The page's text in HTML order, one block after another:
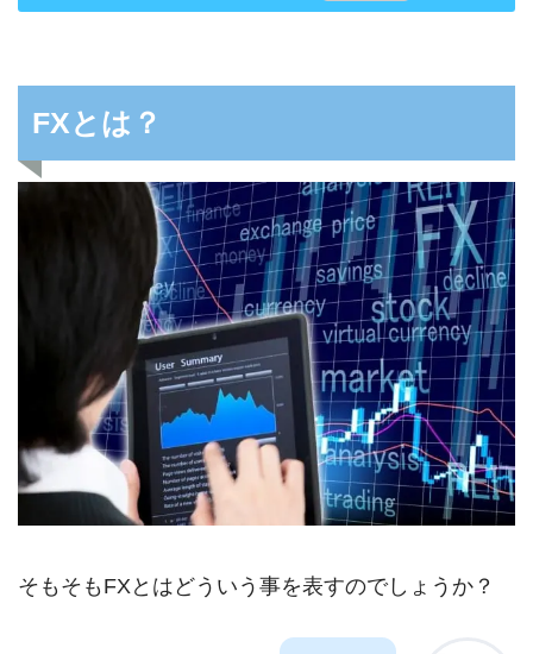
FXとは？
そもそもFXとはどういう事を表すのでしょうか？